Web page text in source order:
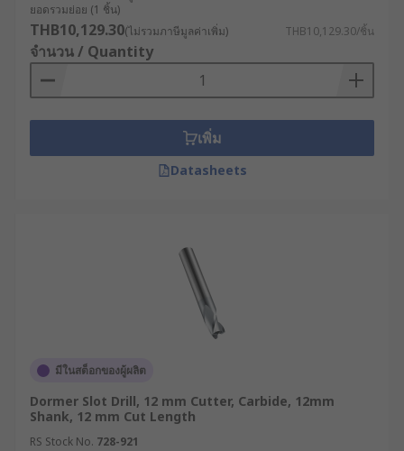
ยอดรวมย่อย (1 ชิ้น)
THB10,129.30(ไม่รวมภาษีมูลค่าเพิ่ม) THB10,129.30/ชิ้น
จำนวน / Quantity
เพิ่ม
Datasheets
มีในสต็อกของผู้ผลิต
Dormer Slot Drill, 12 mm Cutter, Carbide, 12mm
Shank, 12 mm Cut Length
RS Stock No. 728-921